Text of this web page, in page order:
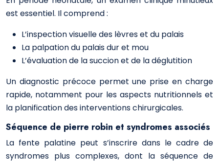
est essentiel. Il comprend :
L’inspection visuelle des lèvres et du palais
La palpation du palais dur et mou
L’évaluation de la succion et de la déglutition
Un diagnostic précoce permet une prise en charge
rapide, notamment pour les aspects nutritionnels et
la planification des interventions chirurgicales.
Séquence de pierre robin et syndromes associés
La fente palatine peut s’inscrire dans le cadre de
syndromes plus complexes, dont la séquence de